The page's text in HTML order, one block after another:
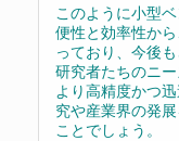
このように小型
便性と効率性か
っており、今後
研究者たちのニ
より高精度かつ
究や産業界の発
ことでしょう。